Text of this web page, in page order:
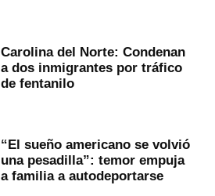
Carolina del Norte: Condenan
a dos inmigrantes por tráfico
de fentanilo
“El sueño americano se volvió
una pesadilla”: temor empuja
a familia a autodeportarse